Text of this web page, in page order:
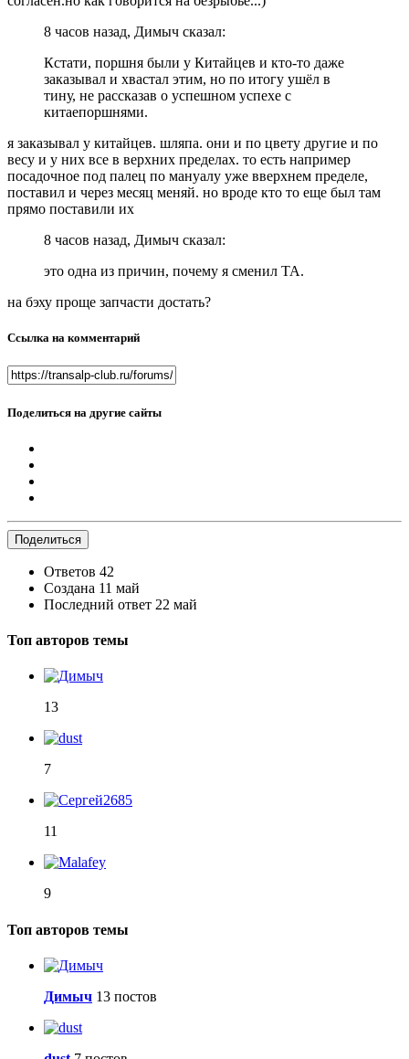
8 часов назад, Димыч сказал:
Кстати, поршня были у Китайцев и кто-то даже
заказывал и хвастал этим, но по итогу ушёл в
тину, не рассказав о успешном успехе с
китаепоршнями.
я заказывал у китайцев. шляпа. они и по цвету другие и по
весу и у них все в верхних пределах. то есть например
посадочное под палец по мануалу уже вверхнем пределе,
поставил и через месяц меняй. но вроде кто то еще был там
прямо поставили их
8 часов назад, Димыч сказал:
это одна из причин, почему я сменил ТА.
на бэху проще запчасти достать?
Ссылка на комментарий
Поделиться на другие сайты
Поделиться
Ответов 42
Создана 11 май
Последний ответ 22 май
Топ авторов темы
13
7
11
9
Топ авторов темы
Димыч 13 постов